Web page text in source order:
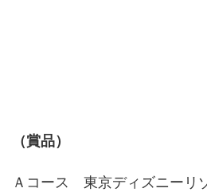
（賞品）
Ａコース 東京ディズニーリ